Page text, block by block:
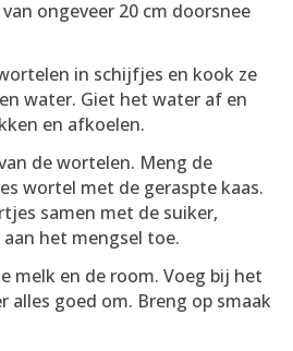
ongeveer 20 cm doorsnee
in schijfjes en kook ze
water. Giet het water af en
en afkoelen.
de wortelen. Meng de
wortel met de geraspte kaas.
samen met de suiker,
het mengsel toe.
melk en de room. Voeg bij het
alles goed om. Breng op smaak